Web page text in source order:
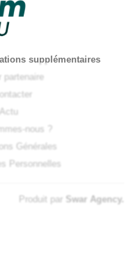
supplémentaires
partenaire
nous ?
Générales
Personnelles
Produit par Swar Agency.